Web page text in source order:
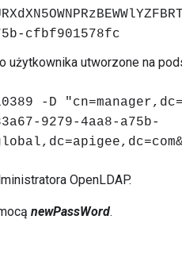
cfbf901578fc
użytkownika utworzone na
-D
9279-4aa8-a75b-
OpenLDAP.
newPassWord.